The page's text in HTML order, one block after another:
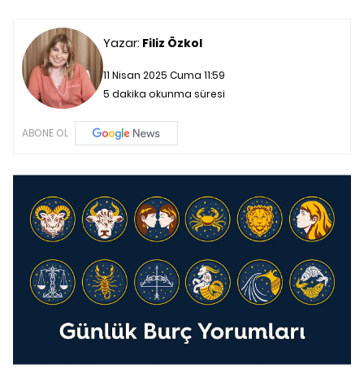
Yazar: Filiz Özkol
11 Nisan 2025 Cuma 11:59
5 dakika okunma süresi
ABONE OL